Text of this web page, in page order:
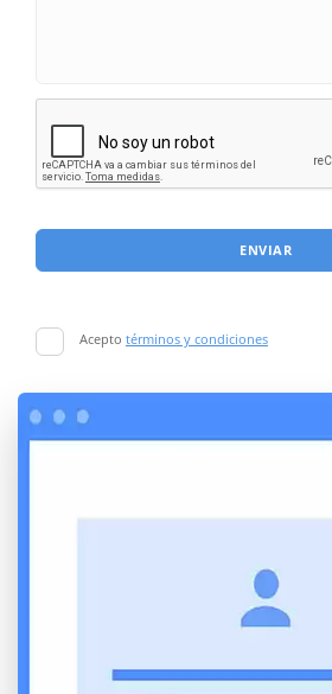
ENVIAR
Acepto términos y condiciones